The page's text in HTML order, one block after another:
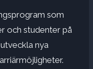
som
och studenter på
nya